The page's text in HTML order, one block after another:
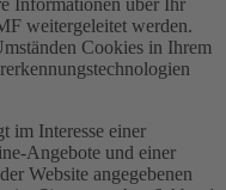
Informationen über Ihr
weitergeleitet werden.
Cookies in Ihrem
im Interesse einer
Angebote und einer
Website angegebenen